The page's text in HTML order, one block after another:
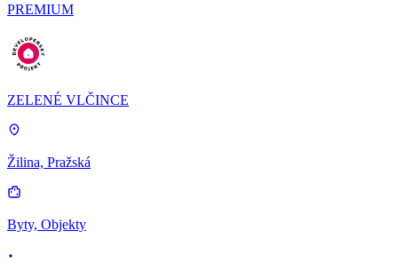
PREMIUM
ZELENÉ VLČINCE
Žilina, Pražská
Byty, Objekty